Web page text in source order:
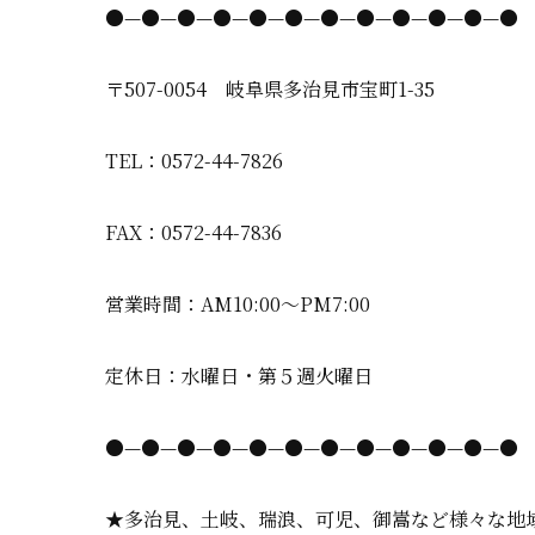
●—●—●—●—●—●—●—●—●—●—●—●
〒507-0054 岐阜県多治見市宝町1-35
TEL：0572-44-7826
FAX：0572-44-7836
営業時間：AM10:00〜PM7:00
定休日：水曜日・第５週火曜日
●—●—●—●—●—●—●—●—●—●—●—●
★多治見、土岐、瑞浪、可児、御嵩など様々な地